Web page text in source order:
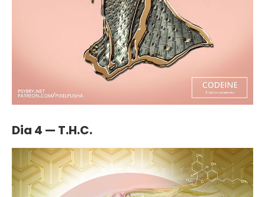
Dia 4 — T.H.C.